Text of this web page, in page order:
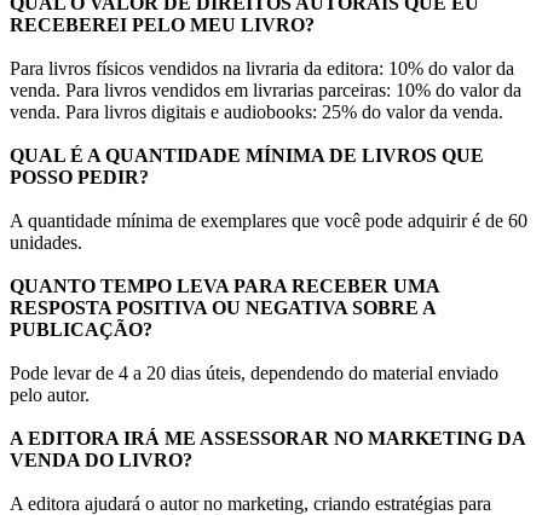
RECEBEREI PELO MEU LIVRO?
Para livros físicos vendidos na livraria da editora: 10% do valor da
venda. Para livros vendidos em livrarias parceiras: 10% do valor da
venda. Para livros digitais e audiobooks: 25% do valor da venda.
QUAL É A QUANTIDADE MÍNIMA DE LIVROS QUE
POSSO PEDIR?
A quantidade mínima de exemplares que você pode adquirir é de 60
unidades.
QUANTO TEMPO LEVA PARA RECEBER UMA
RESPOSTA POSITIVA OU NEGATIVA SOBRE A
PUBLICAÇÃO?
Pode levar de 4 a 20 dias úteis, dependendo do material enviado
pelo autor.
A EDITORA IRÁ ME ASSESSORAR NO MARKETING DA
VENDA DO LIVRO?
A editora ajudará o autor no marketing, criando estratégias para